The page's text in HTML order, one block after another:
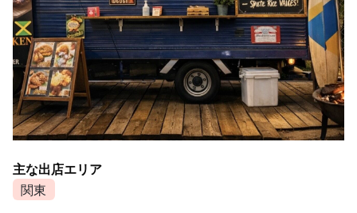
主な出店エリア
関東